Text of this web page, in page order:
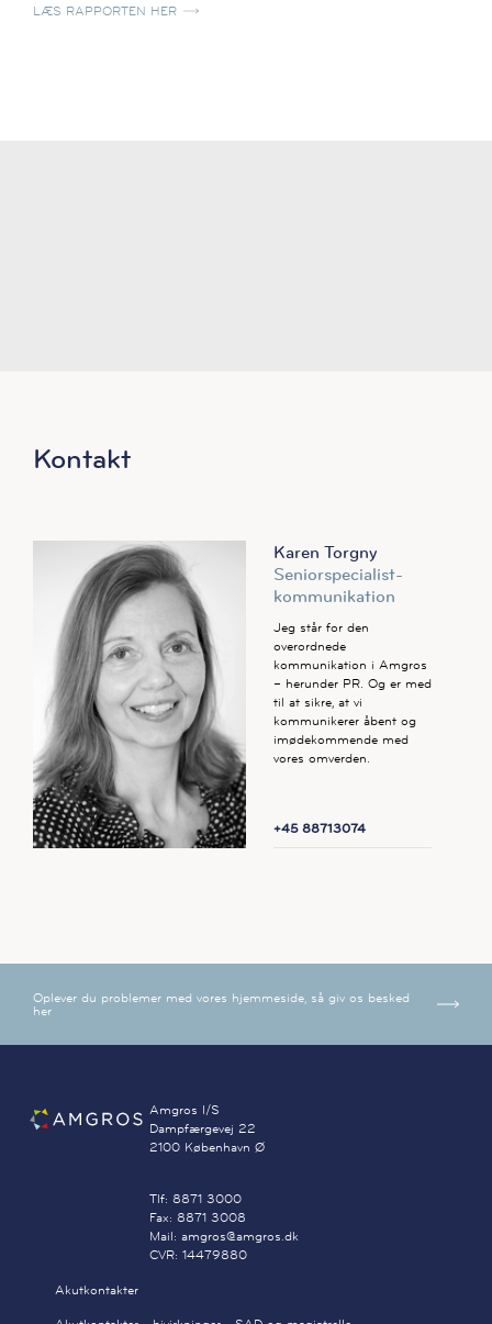
LÆS RAPPORTEN HER
Kontakt
Karen Torgny
Seniorspecialist-
kommunikation
Jeg står for den
overordnede
kommunikation i Amgros
– herunder PR. Og er med
til at sikre, at vi
kommunikerer åbent og
imødekommende med
vores omverden.
+45 88713074
Oplever du problemer med vores hjemmeside, så giv os besked
her
Amgros I/S
Dampfærgevej 22
2100 København Ø
Tlf: 8871 3000
Fax: 8871 3008
Mail: amgros@amgros.dk
CVR: 14479880
Akutkontakter